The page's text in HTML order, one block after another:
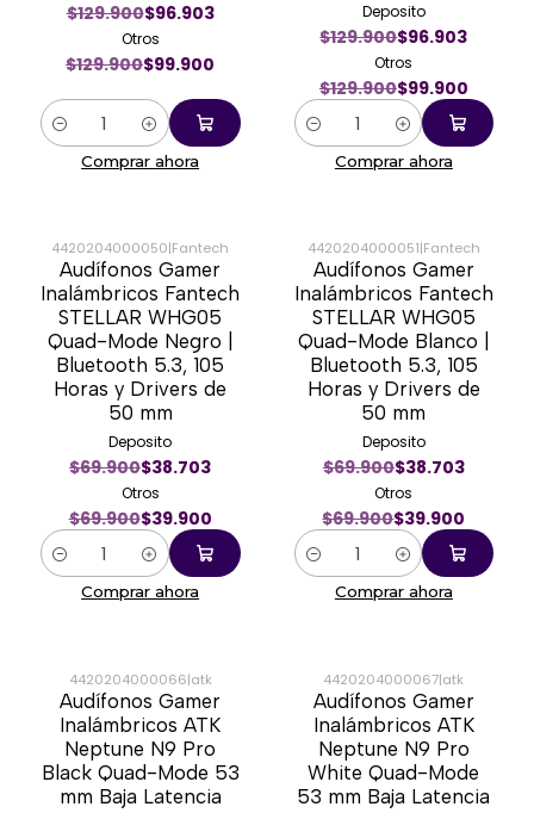
$129.900$96.903
Otros
$129.900$99.900
Cantidad
Comprar ahora
Deposito
$129.900$96.903
Otros
$129.900$99.900
Cantidad
Comprar ahora
-43%
4420204000050|Fantech
Audífonos Gamer
Inalámbricos Fantech
STELLAR WHG05
Quad-Mode Negro |
Bluetooth 5.3, 105
Horas y Drivers de
50 mm
Deposito
$69.900$38.703
Otros
$69.900$39.900
Cantidad
Comprar ahora
-43%
4420204000051|Fantech
Audífonos Gamer
Inalámbricos Fantech
STELLAR WHG05
Quad-Mode Blanco |
Bluetooth 5.3, 105
Horas y Drivers de
50 mm
Deposito
$69.900$38.703
Otros
$69.900$39.900
Cantidad
Comprar ahora
-37%
Nuevo
4420204000066|atk
Audífonos Gamer
Inalámbricos ATK
Neptune N9 Pro
Black Quad-Mode 53
mm Baja Latencia
-37%
Nuevo
4420204000067|atk
Audífonos Gamer
Inalámbricos ATK
Neptune N9 Pro
White Quad-Mode
53 mm Baja Latencia